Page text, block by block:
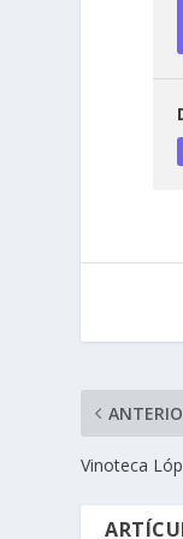
Vinoteca